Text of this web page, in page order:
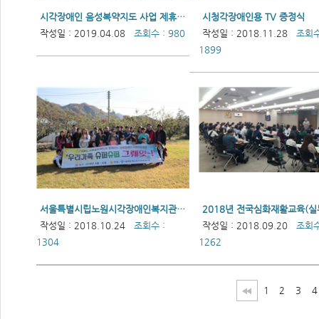
시각장애인 음성복약지도 사업 제휴 협약
작성일 : 2019.04.08
조회수 : 980
시청각장애인용 TV 증정식
작성일 : 2018.11.28
조회
1899
서울특별시립노원시각장애인복지관 GKL사회공헌재단과 함께하는 시각장애인 가정문화체험 실시
작성일 : 2018.10.24
조회수 :
1304
작성일 : 2018.09.20
조회
1262
1 2 3 4